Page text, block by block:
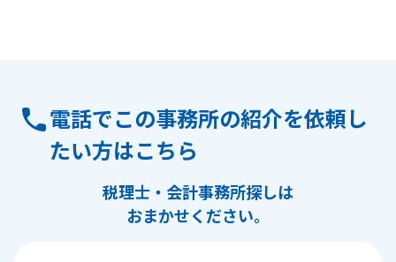
電話でこの事務所の紹介を依頼し
たい方はこちら
税理士・会計事務所探しは
おまかせください。